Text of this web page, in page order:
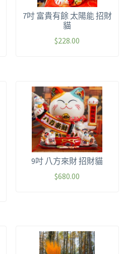
7吋 富貴有餘 太陽能 招財
貓
$228.00
9吋 八方來財 招財貓
$680.00